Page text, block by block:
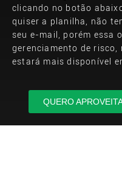
clicando no botão
quiser a planilha, não
seu e-mail, porém essa
gerenciamento de risco,
estará mais disponível
QUERO